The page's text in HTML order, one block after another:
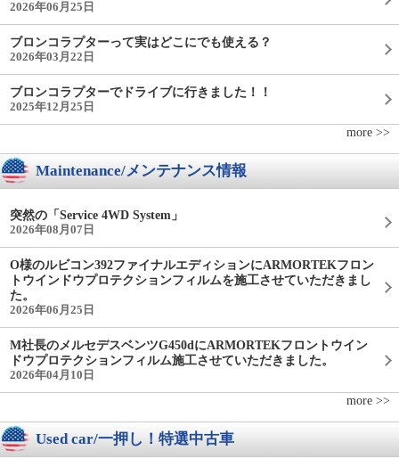
2026年06月25日
ブロンコラプターって実はどこにでも使える？
2026年03月22日
ブロンコラプターでドライブに行きました！！
2025年12月25日
more >>
Maintenance/メンテナンス情報
突然の「Service 4WD System」
2026年08月07日
O様のルビコン392ファイナルエディションにARMORTEKフロン
トウインドウプロテクションフィルムを施工させていただきまし
た。
2026年06月25日
M社長のメルセデスベンツG450dにARMORTEKフロントウイン
ドウプロテクションフィルム施工させていただきました。
2026年04月10日
more >>
Used car/一押し！特選中古車